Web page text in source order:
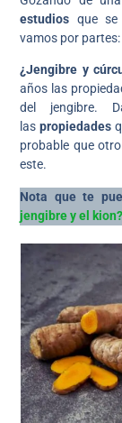
estudios que se
vamos por partes:
¿Jengibre y
años las
del jengibre.
las propiedades
probable que
este.
Nota que te
jengibre y el kion?